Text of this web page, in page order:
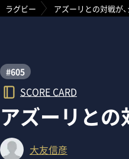
ラグビー アズーリとの対戦が
#605
SCORE CARD
アズーリとの
大友信彦